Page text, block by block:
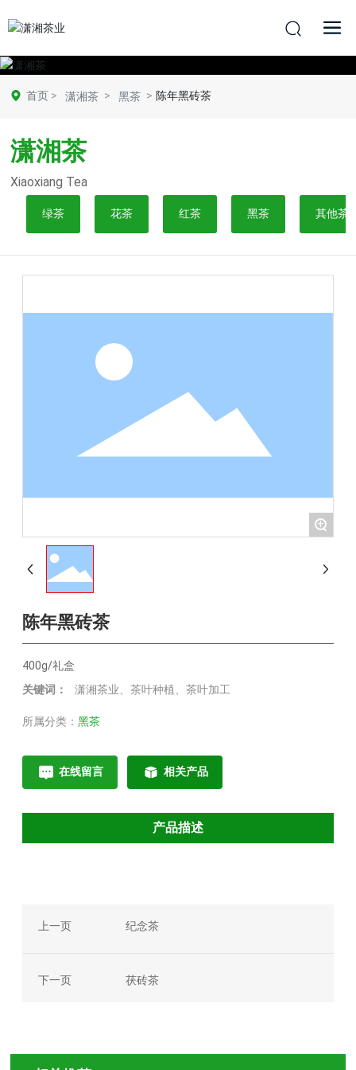
首页 潇湘茶 黑茶 陈年黑砖茶
潇湘茶
Xiaoxiang Tea
绿茶 花茶 红茶 黑茶 其他茶
+
陈年黑砖茶
400g/礼盒
关键词：
潇湘茶业、茶叶种植、茶叶加工
所属分类：黑茶
在线留言 相关产品
产品描述
上一页 纪念茶
下一页 茯砖茶